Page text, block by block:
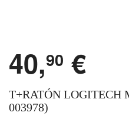
40,90 €
T+RATÓN LOGITECH
003978)